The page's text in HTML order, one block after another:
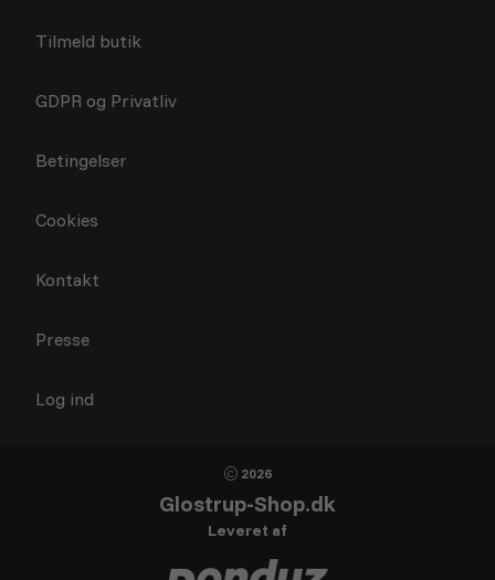
Tilmeld butik
GDPR og Privatliv
Betingelser
Cookies
Kontakt
Presse
Log ind
2026
Glostrup-Shop.dk
Leveret af